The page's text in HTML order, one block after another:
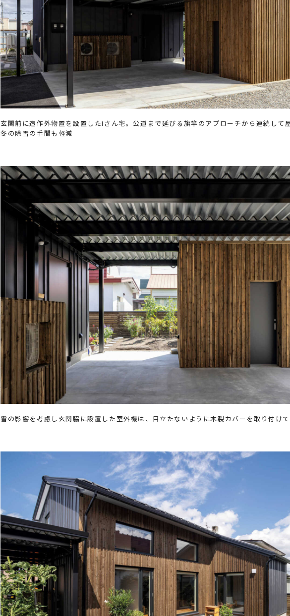
玄関前に造作外物置を設置したIさん宅。公道まで延びる旗竿のアプローチから連続して
冬の除雪の手間も軽減
雪の影響を考慮し玄関脇に設置した室外機は、目立たないように木製カバーを取り付け